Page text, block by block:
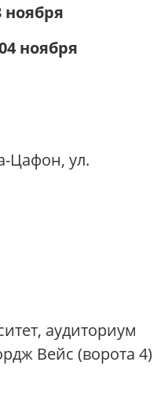
ноября
Цафон, ул.
аудиториум
Вейс (ворота 4)